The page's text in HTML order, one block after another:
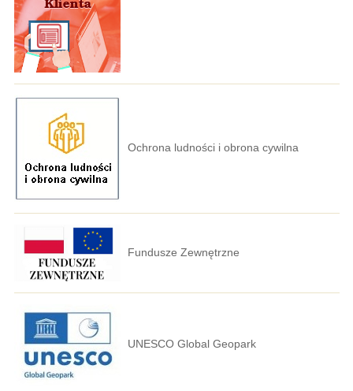
Ochrona ludności i obrona cywilna
Fundusze Zewnętrzne
UNESCO Global Geopark